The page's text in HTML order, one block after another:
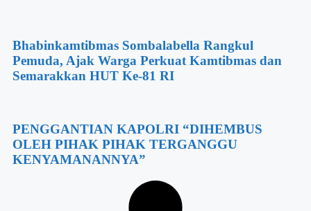
Bhabinkamtibmas Sombalabella Rangkul
Pemuda, Ajak Warga Perkuat Kamtibmas dan
Semarakkan HUT Ke-81 RI
PENGGANTIAN KAPOLRI “DIHEMBUS
OLEH PIHAK PIHAK TERGANGGU
KENYAMANANNYA”